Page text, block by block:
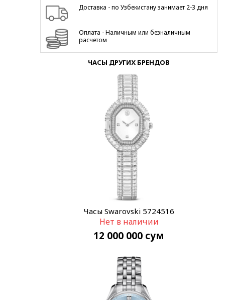
Доставка - по Узбекистану занимает 2-3 дня
Оплата - Наличным или безналичным
расчетом
ЧАСЫ ДРУГИХ БРЕНДОВ
Часы Swarovski 5724516
Нет в наличии
12 000 000 сум